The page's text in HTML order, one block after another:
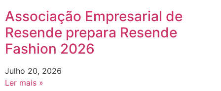
Associação Empresarial de
Resende prepara Resende
Fashion 2026
Julho 20, 2026
Ler mais »